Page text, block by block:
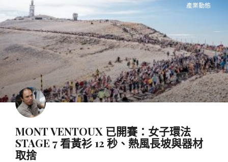
產業動態
MONT VENTOUX 已開賽：女子環法
STAGE 7 看黃衫 12 秒、熱風長坡與器材
取捨